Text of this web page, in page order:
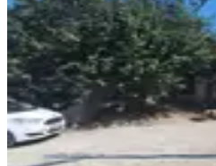
200 m²·13.000/m²
2.600.000 ₺
BEMAX EMLAK&REAL